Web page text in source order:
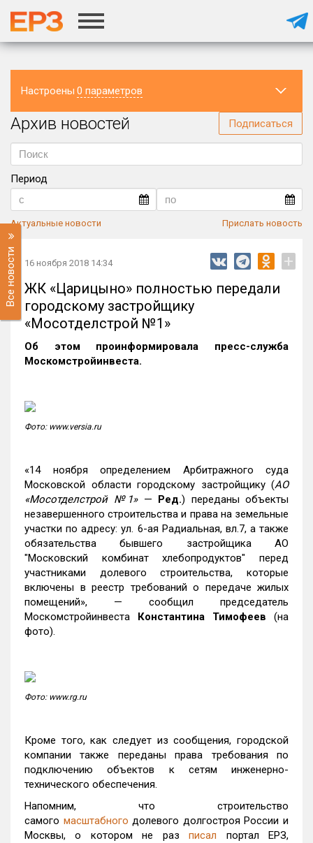
Настроены 0 параметров
Регион
Архив новостей Подписаться
Период
Актуальные новости Прислать новость
Все новости 16 ноября 2018 14:34 +
ЖК «Царицыно» полностью передали
городскому застройщику
«Мосотделстрой №1»
Об этом проинформировала пресс-служба
Москомстройинвеста.
Фото: www.versia.ru
«14 ноября определением Арбитражного суда
Московской области городскому застройщику (АО
«Мосотделстрой №1» — Ред.) переданы объекты
незавершенного строительства и права на земельные
участки по адресу: ул. 6-ая Радиальная, вл.7, а также
обязательства бывшего застройщика АО
"Московский комбинат хлебопродуктов" перед
участниками долевого строительства, которые
включены в реестр требований о передаче жилых
помещений», — сообщил председатель
Москомстройинвеста
Константина Тимофеев
(на
фото).
Фото: www.rg.ru
Кроме того, как следует из сообщения, городской
компании также переданы права требования по
подключению объектов к сетям инженерно-
технического обеспечения.
Напомним, что строительство
самого масштабного долевого долгостроя России и
Москвы, о котором не раз
писал
портал ЕРЗ,